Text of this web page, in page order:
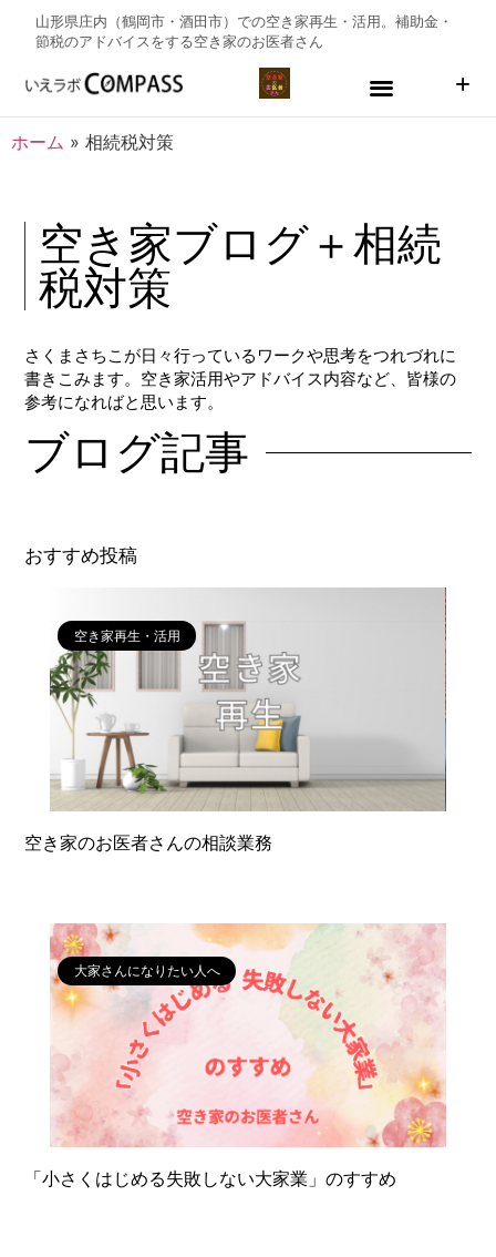
山形県庄内（鶴岡市・酒田市）での空き家再生・活用。補助金・
節税のアドバイスをする空き家のお医者さん
ホーム » 相続税対策
空き家ブログ＋相続
税対策
さくまさちこが日々行っているワークや思考をつれづれに
書きこみます。空き家活用やアドバイス内容など、皆様の
参考になればと思います。
ブログ記事
おすすめ投稿
空き家再生・活用
空き家のお医者さんの相談業務
大家さんになりたい人へ
「小さくはじめる失敗しない大家業」のすすめ